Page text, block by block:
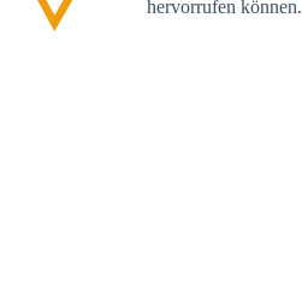
hervorrufen können.